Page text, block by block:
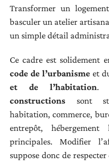
Transformer un
basculer un atelier
un simple détail
Ce cadre est solidement
code de l’urbanismeet
et de l’habitation.
constructions sont
habitation, commerce,
entrepôt,
principales. Modifier
suppose donc de